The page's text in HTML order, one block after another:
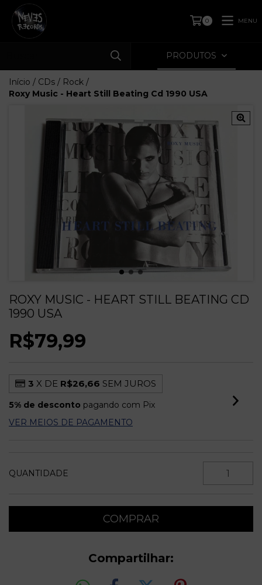
0 MENU
PRODUTOS
Início / CDs / Rock /
Roxy Music - Heart Still Beating Cd 1990 USA
ROXY MUSIC - HEART STILL BEATING CD
1990 USA
R$79,99
3 X DE R$26,66 SEM JUROS
5% de desconto pagando com Pix
VER MEIOS DE PAGAMENTO
QUANTIDADE
Compartilhar: